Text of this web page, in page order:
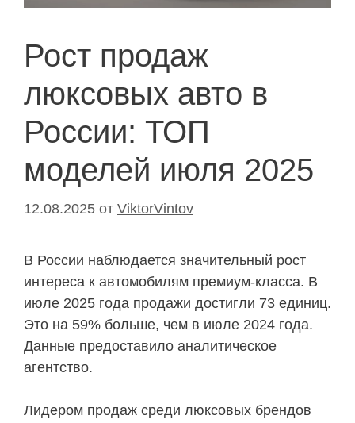
Рост продаж
люксовых авто в
России: ТОП
моделей июля 2025
12.08.2025 от ViktorVintov
В России наблюдается значительный рост
интереса к автомобилям премиум-класса. В
июле 2025 года продажи достигли 73 единиц.
Это на 59% больше, чем в июле 2024 года.
Данные предоставило аналитическое
агентство.
Лидером продаж среди люксовых брендов